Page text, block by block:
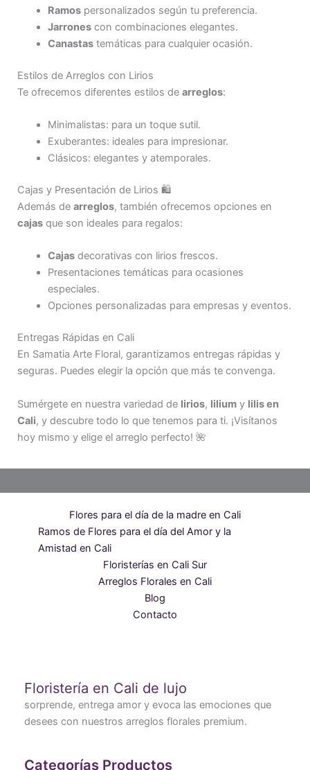
Ramospersonalizados según tu preferencia.
Jarronescon combinaciones elegantes.
Canastastemáticas para cualquier ocasión.
Estilos de Arreglos con Lirios
Te ofrecemos diferentes estilos de arreglos:
Minimalistas: para un toque sutil.
Exuberantes: ideales para impresionar.
Clásicos: elegantes y atemporales.
Cajas y Presentación de Lirios 🛍️
Además de arreglos, también ofrecemos opciones en
cajas que son ideales para regalos:
Cajasdecorativas con lirios frescos.
Presentaciones temáticas para ocasiones
especiales.
Opciones personalizadas para empresas y eventos.
Entregas Rápidas en Cali
En Samatia Arte Floral, garantizamos entregas rápidas y
seguras. Puedes elegir la opción que más te convenga.
Sumérgete en nuestra variedad de lirios, lilium y lilis en
Cali, y descubre todo lo que tenemos para ti. ¡Visítanos
hoy mismo y elige el arreglo perfecto! 🌺
Flores para el día de la madre en Cali
Ramos de Flores para el día del Amor y la
Amistad en Cali
Floristerías en Cali Sur
Arreglos Florales en Cali
Blog
Contacto
Floristería en Cali de lujo
sorprende, entrega amor y evoca las emociones que
desees con nuestros arreglos florales premium.
Categorías Productos